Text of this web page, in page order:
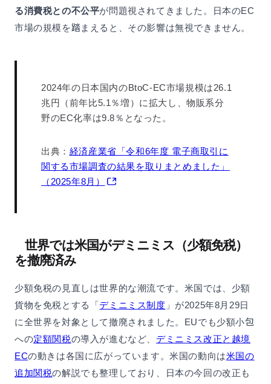
る消費税との不公平が問題視されてきました。日本のEC
市場の規模を踏まえると、その影響は無視できません。
2024年の日本国内のBtoC-EC市場規模は26.1
兆円（前年比5.1％増）に拡大し、物販系分
野のEC化率は9.8％となった。
出典： 経済産業省「令和6年度 電子商取引に
関する市場調査の結果を取りまとめました」
（2025年8月）
世界では米国がデミニミス（少額免税）
を撤廃済み
少額免税の見直しは世界的な潮流です。米国では、少額
貨物を免税とする「デミニミス制度 」が2025年8月29日
に全世界を対象として撤廃されました。EUでも少額小包
への定額関税の導入が進むなど、 デミニミス改正と越境
ECの動きは各国に広がっています。米国の動向は米国の
追加関税の解説でも整理しており、日本の今回の改正も